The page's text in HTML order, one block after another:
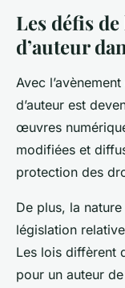
Les défis
d’auteur
Avec
d’auteur est
œuvres
modifiées et
protection des
De plus, la
législation
Les lois diffèrent
pour un auteur